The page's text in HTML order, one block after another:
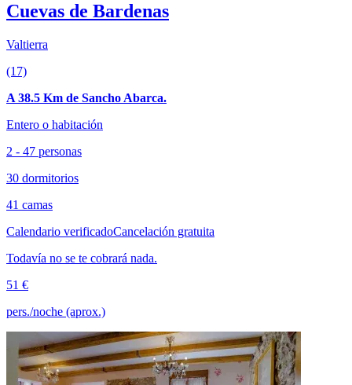
Cuevas de Bardenas
Valtierra
(17)
A 38.5 Km de Sancho Abarca.
Entero o habitación
2 - 47 personas
30 dormitorios
41 camas
Calendario verificadoCancelación gratuita
Todavía no se te cobrará nada.
51 €
pers./noche (aprox.)